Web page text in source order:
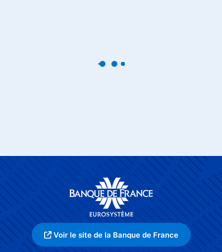
Voir le site de la Banque de France